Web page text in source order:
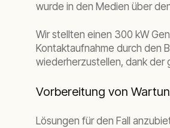
wurde in den Medien über
Wir stellten einen 300 kW
Kontaktaufnahme durch den
wiederherzustellen, dank der
Vorbereitung von
Lösungen für den Fall